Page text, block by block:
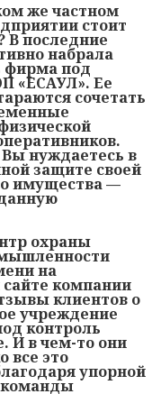
же частном
стоит
В последние
набрала
фирма под
«ЕСАУЛ». Ее
сочетать
нуждаетесь в
защите своей
имущества —
охраны
на
компании
клиентов о
учреждение
контроль
И в чем-то они
все это
упорной
команды